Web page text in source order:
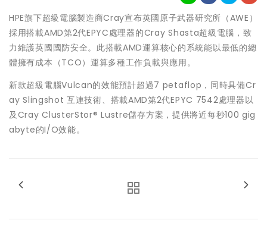
HPE旗下超級電腦製造商Cray宣布英國原子武器研究所（AWE）
採用搭載AMD第2代EPYC處理器的Cray Shasta超級電腦，致
力維護英國國防安全。此搭載AMD運算核心的系統能以最低的總
體擁有成本（TCO）運算多種工作負載與應用。
新款超級電腦Vulcan的效能預計超過7 petaflop，同時具備Cr
ay Slingshot 互連技術、搭載AMD第2代EPYC 7542處理器以
及Cray ClusterStor® Lustre儲存方案，提供將近每秒100 gig
abyte的I/O效能。